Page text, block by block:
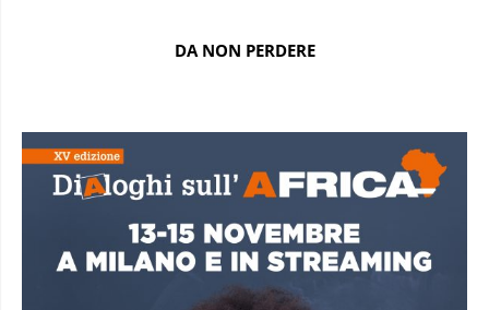
DA NON PERDERE